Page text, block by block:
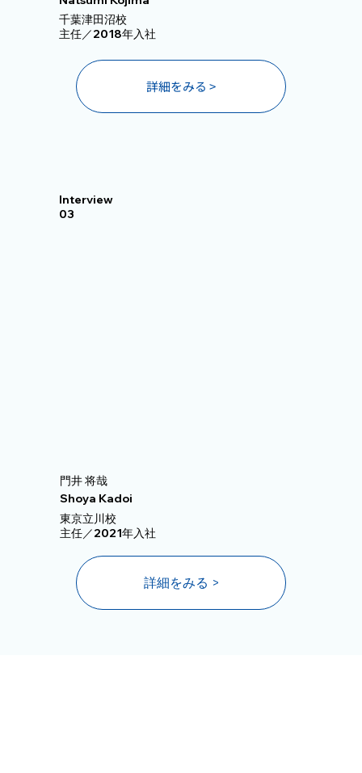
千葉津田沼校
主任／2018年入社
詳細をみる >
Interview
03
門井 将哉
Shoya Kadoi
東京立川校
主任／2021年入社
詳細をみる >